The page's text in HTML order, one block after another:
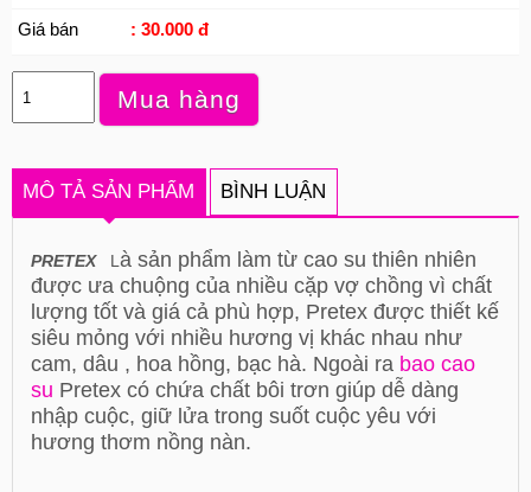
Giá bán : 30.000 đ
Mua hàng
MÔ TẢ SẢN PHẨM BÌNH LUẬN
PRETEX L à sản phẩm làm từ cao su thiên nhiên
được ưa chuộng của nhiều cặp vợ chồng vì chất
lượng tốt và giá cả phù hợp, Pretex được thiết kế
siêu mỏng với nhiều hương vị khác nhau như
cam, dâu , hoa hồng, bạc hà. Ngoài ra bao cao
su Pretex có chứa chất bôi trơn giúp dễ dàng
nhập cuộc, giữ lửa trong suốt cuộc yêu với
hương thơm nồng nàn.